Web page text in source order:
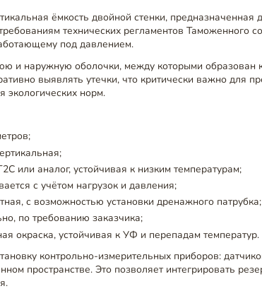
ёмкость двойной стенки, предназначенная
технических регламентов Таможенного
под давлением.
и наружную оболочки, между которыми образован
выявлять утечки, что критически важно для
экологических норм.
или аналог, устойчивая к низким температурам;
с учётом нагрузок и давления;
с возможностью установки дренажного патрубка;
по требованию заказчика;
окраска, устойчивая к УФ и перепадам температур.
контрольно-измерительных приборов:
пространстве. Это позволяет интегрировать